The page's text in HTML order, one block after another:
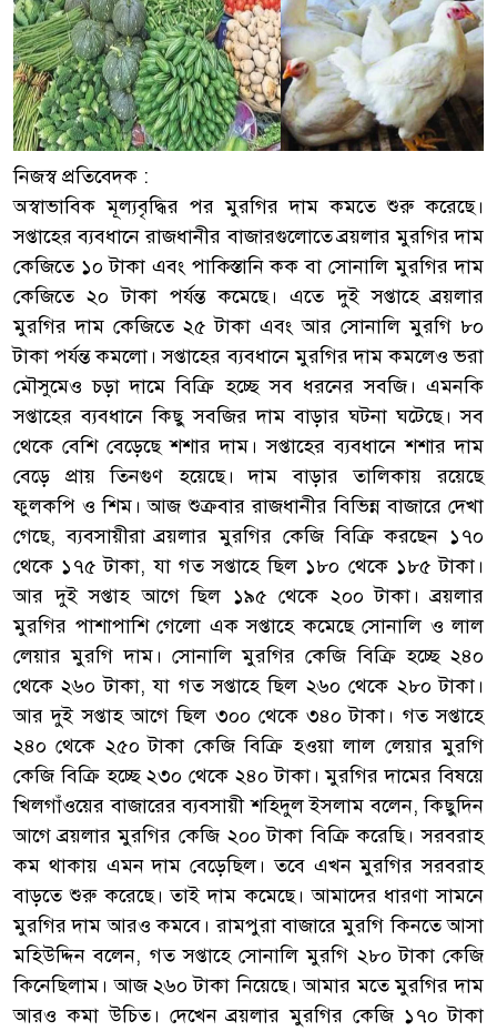
নিজস্ব প্রতিবেদক :
অস্বাভাবিক মূল্যবৃদ্ধির পর মুরগির দাম কমতে শুরু করেছে।
সপ্তাহের ব্যবধানে রাজধানীর বাজারগুলোতে ব্রয়লার মুরগির দাম
কেজিতে ১০ টাকা এবং পাকিস্তানি কক বা সোনালি মুরগির দাম
কেজিতে ২০ টাকা পর্যন্ত কমেছে। এতে দুই সপ্তাহে ব্রয়লার
মুরগির দাম কেজিতে ২৫ টাকা এবং আর সোনালি মুরগি ৮০
টাকা পর্যন্ত কমলো। সপ্তাহের ব্যবধানে মুরগির দাম কমলেও ভরা
মৌসুমেও চড়া দামে বিক্রি হচ্ছে সব ধরনের সবজি। এমনকি
সপ্তাহের ব্যবধানে কিছু সবজির দাম বাড়ার ঘটনা ঘটেছে। সব
থেকে বেশি বেড়েছে শশার দাম। সপ্তাহের ব্যবধানে শশার দাম
বেড়ে প্রায় তিনগুণ হয়েছে। দাম বাড়ার তালিকায় রয়েছে
ফুলকপি ও শিম। আজ শুক্রবার রাজধানীর বিভিন্ন বাজারে দেখা
গেছে, ব্যবসায়ীরা ব্রয়লার মুরগির কেজি বিক্রি করছেন ১৭০
থেকে ১৭৫ টাকা, যা গত সপ্তাহে ছিল ১৮০ থেকে ১৮৫ টাকা।
আর দুই সপ্তাহ আগে ছিল ১৯৫ থেকে ২০০ টাকা। ব্রয়লার
মুরগির পাশাপাশি গেলো এক সপ্তাহে কমেছে সোনালি ও লাল
লেয়ার মুরগি দাম। সোনালি মুরগির কেজি বিক্রি হচ্ছে ২৪০
থেকে ২৬০ টাকা, যা গত সপ্তাহে ছিল ২৬০ থেকে ২৮০ টাকা।
আর দুই সপ্তাহ আগে ছিল ৩০০ থেকে ৩৪০ টাকা। গত সপ্তাহে
২৪০ থেকে ২৫০ টাকা কেজি বিক্রি হওয়া লাল লেয়ার মুরগি
কেজি বিক্রি হচ্ছে ২৩০ থেকে ২৪০ টাকা। মুরগির দামের বিষয়ে
খিলগাঁওয়ের বাজারের ব্যবসায়ী শহিদুল ইসলাম বলেন, কিছুদিন
আগে ব্রয়লার মুরগির কেজি ২০০ টাকা বিক্রি করেছি। সরবরাহ
কম থাকায় এমন দাম বেড়েছিল। তবে এখন মুরগির সরবরাহ
বাড়তে শুরু করেছে। তাই দাম কমেছে। আমাদের ধারণা সামনে
মুরগির দাম আরও কমবে। রামপুরা বাজারে মুরগি কিনতে আসা
মহিউদ্দিন বলেন, গত সপ্তাহে সোনালি মুরগি ২৮০ টাকা কেজি
কিনেছিলাম। আজ ২৬০ টাকা নিয়েছে। আমার মতে মুরগির দাম
আরও কমা উচিত। দেখেন ব্রয়লার মুরগির কেজি ১৭০ টাকা